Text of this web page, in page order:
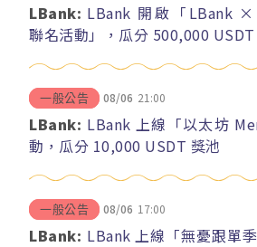
LBank: LBank 開啟「LBank ×
聯名活動」，瓜分 500,000
一般公告 08/06 21:00
LBank: LBank 上線「以太坊
動，瓜分 10,000 USDT 獎池
一般公告 08/06 17:00
LBank: LBank 上線「無憂跟單